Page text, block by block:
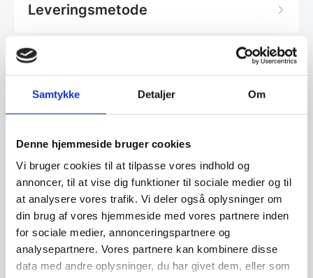
Samtykke Detaljer Om
Denne hjemmeside bruger cookies
Vi bruger cookies til at tilpasse vores indhold og
annoncer, til at vise dig funktioner til sociale medier og til
at analysere vores trafik. Vi deler også oplysninger om
din brug af vores hjemmeside med vores partnere inden
for sociale medier, annonceringspartnere og
analysepartnere. Vores partnere kan kombinere disse
data med andre oplysninger, du har givet dem, eller som
Leveringsmetode
Har du spørgsmål til varen? Klik her
Relaterede varer
SPAR 21%